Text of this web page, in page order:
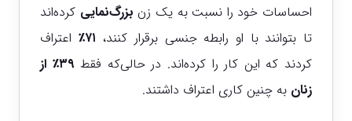
احساسات خود را نسبت به یک زنبزرگ‌نمایی کرده‌اند
تا بتوانند با او رابطه جنسی برقرار کنند، ۷۱٪
اعتراف
کردند که این کار را کرده‌اند. در حالی‌که فقط
۳۹٪ از
زنان به چنین کاری اعتراف داشتند.